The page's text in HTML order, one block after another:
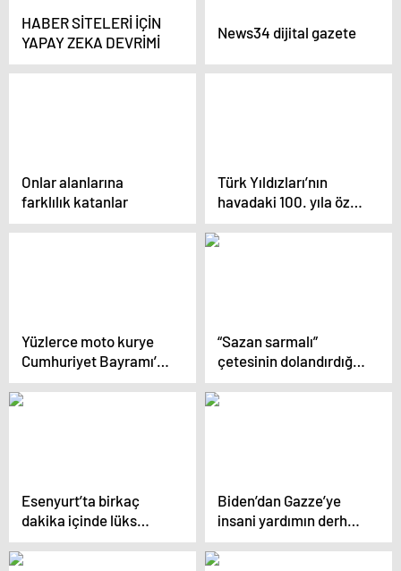
HABER SİTELERİ İÇİN
YAPAY ZEKA DEVRİMİ
News34 dijital gazete
Onlar alanlarına
farklılık katanlar
Türk Yıldızları’nın
havadaki 100. yıla özel
gösterisi kokpitten
görüntülendi
Yüzlerce moto kurye
Cumhuriyet Bayramı’nı
coşku ile kutladı
“Sazan sarmalı”
çetesinin dolandırdığı 1
milyon 765 lirayı altına
çevirdiği ortaya çıktı
Esenyurt’ta birkaç
dakika içinde lüks
araçtan gösterge
panelini çaldı
Biden’dan Gazze’ye
insani yardımın derhal
artırılması çağrısı